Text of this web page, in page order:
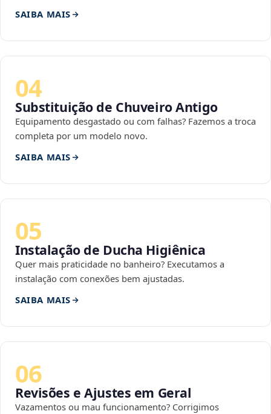
SAIBA MAIS
04
Substituição de Chuveiro Antigo
Equipamento desgastado ou com falhas? Fazemos a troca
completa por um modelo novo.
SAIBA MAIS
05
Instalação de Ducha Higiênica
Quer mais praticidade no banheiro? Executamos a
instalação com conexões bem ajustadas.
SAIBA MAIS
06
Revisões e Ajustes em Geral
Vazamentos ou mau funcionamento? Corrigimos